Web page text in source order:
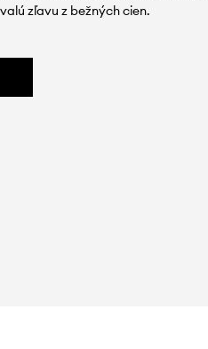
zľavu z bežných cien.